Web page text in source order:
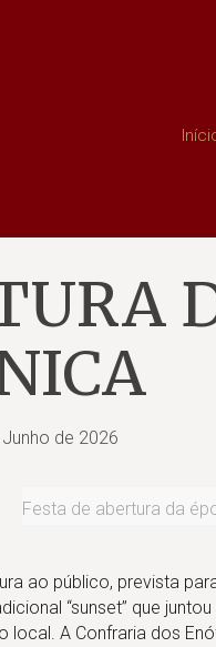
de 2026
Festa de abertura da
ao público, prevista
“sunset” que
local. A Confraria dos